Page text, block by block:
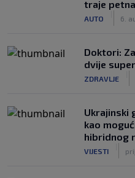
traje
AUTO 6.
Doktori:
dvije
ZDRAVLJE
Ukrajinski
kao
hibridnog
VIJESTI